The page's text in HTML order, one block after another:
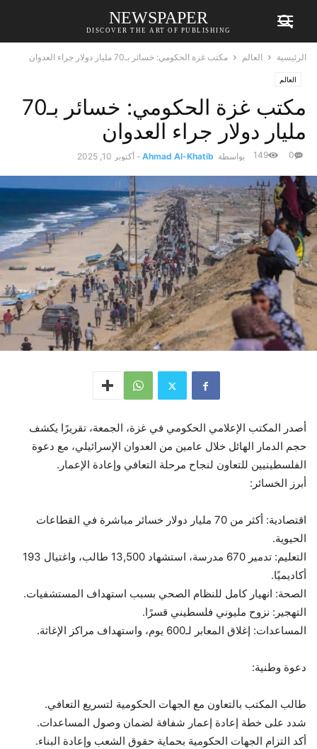
NEWSPAPER
DISCOVER THE ART OF PUBLISHING
الرئيسية العالم مكتب غزة الحكومي: خسائر بـ70 مليار دولار جراء العدوان
العالم
مكتب غزة الحكومي: خسائر بـ70
مليار دولار جراء العدوان
بواسطة Ahmad Al-Khatib
- أكتوبر 10, 2025 0
149
أصدر المكتب الإعلامي الحكومي في غزة، الجمعة، تقريرًا يكشف
حجم الدمار الهائل خلال عامين من العدوان الإسرائيلي، مع دعوة
الفلسطينيين للتعاون لنجاح مرحلة التعافي وإعادة الإعمار.
أبرز الخسائر:
اقتصادية: أكثر من 70 مليار دولار خسائر مباشرة في القطاعات
الحيوية.
التعليم: تدمير 670 مدرسة، استشهاد 13,500 طالب، واغتيال 193
أكاديميًا.
الصحة: انهيار كامل للنظام الصحي بسبب استهداف المستشفيات.
التهجير: نزوح مليوني فلسطيني قسرًا.
المساعدات: إغلاق المعابر لـ600 يوم، واستهداف مراكز الإغاثة.
دعوة وطنية:
طالب المكتب بالتعاون مع الجهات الحكومية لتسريع التعافي.
شدد على خطة إعادة إعمار شفافة لضمان وصول المساعدات.
أكد التزام الجهات الحكومية بحماية حقوق الشعب وإعادة البناء.